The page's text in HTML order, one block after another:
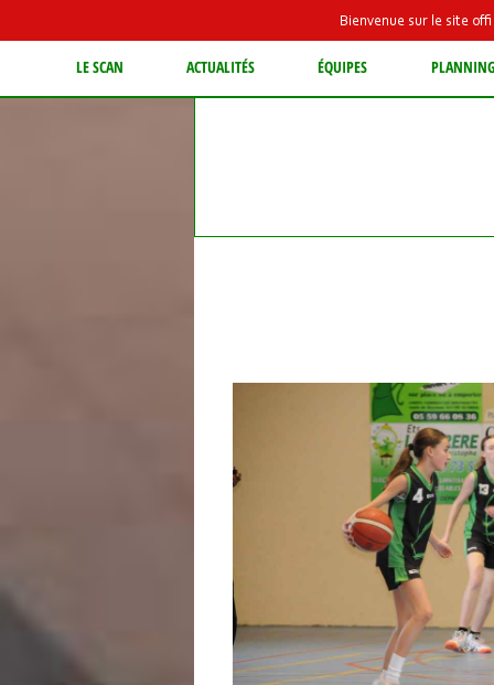
Bienvenue sur le site
LE SCAN ACTUALITÉS ÉQUIPES